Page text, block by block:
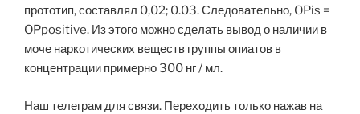
прототип, составлял 0,02; 0.03. Следовательно, OPis =
OPpositive. Из этого можно сделать вывод о наличии в
моче наркотических веществ группы опиатов в
концентрации примерно 300 нг / мл.
Наш телеграм для связи. Переходить только нажав на